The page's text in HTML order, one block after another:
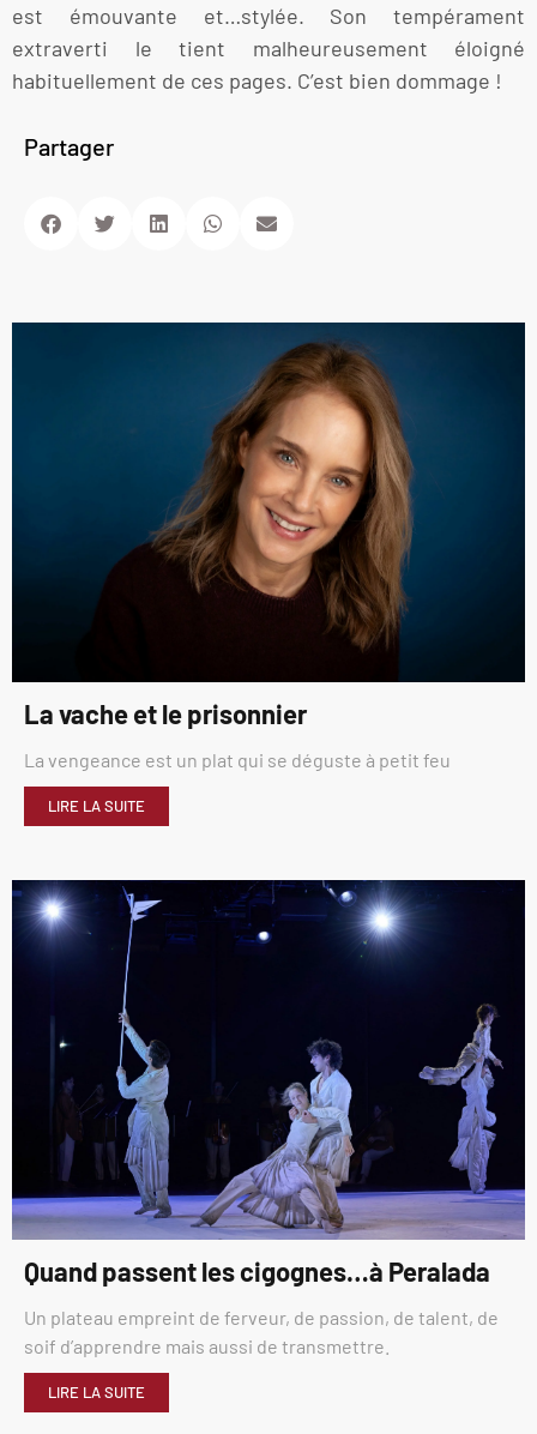
est émouvante et…stylée. Son tempérament
extraverti le tient malheureusement éloigné
habituellement de ces pages. C’est bien dommage !
Partager
La vache et le prisonnier
La vengeance est un plat qui se déguste à petit feu
LIRE LA SUITE
Quand passent les cigognes…à Peralada
Un plateau empreint de ferveur, de passion, de talent, de
soif d’apprendre mais aussi de transmettre.
LIRE LA SUITE